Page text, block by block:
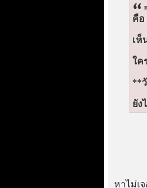
คือ
เห็
ใค
**
ยัง
หาไม่เ